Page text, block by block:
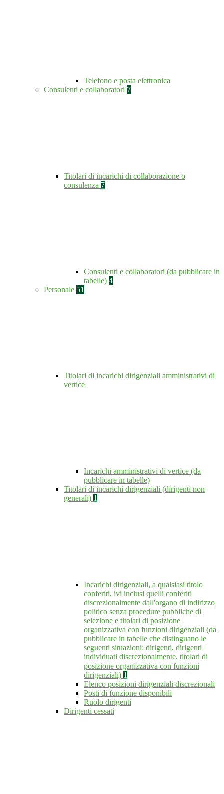
Telefono e posta elettronica
Consulenti e collaboratori 7
Titolari di incarichi di collaborazione o
consulenza 7
Consulenti e collaboratori (da pubblicare in
tabelle) 4
Personale 51
Titolari di incarichi dirigenziali amministrativi di
vertice
Incarichi amministrativi di vertice (da
pubblicare in tabelle)
Titolari di incarichi dirigenziali (dirigenti non
generali) 1
Incarichi dirigenziali, a qualsiasi titolo
conferiti, ivi inclusi quelli conferiti
discrezionalmente dall'organo di indirizzo
politico senza procedure pubbliche di
selezione e titolari di posizione
organizzativa con funzioni dirigenziali (da
pubblicare in tabelle che distinguano le
seguenti situazioni: dirigenti, dirigenti
individuati discrezionalmente, titolari di
posizione organizzativa con funzioni
dirigenziali) 1
Elenco posizioni dirigenziali discrezionali
Posti di funzione disponibili
Ruolo dirigenti
Dirigenti cessati